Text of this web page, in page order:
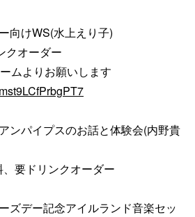
向けWS(水上えり子)
クオーダー
ンパイプスのお話と体験会(内野貴
要ドリンクオーダー
ズデー記念アイルランド音楽セッ